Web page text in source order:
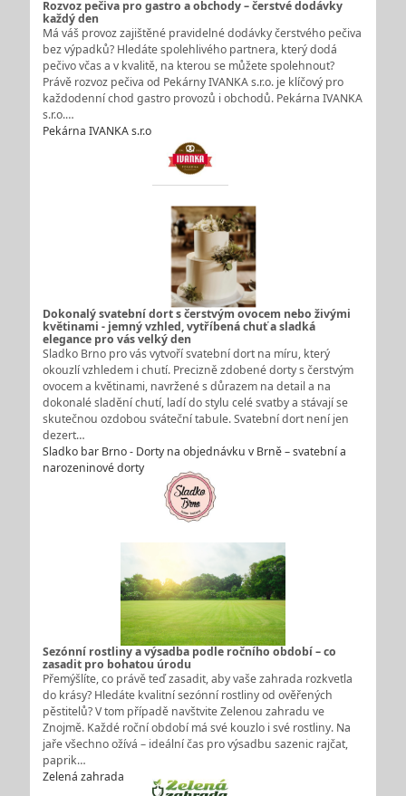
Rozvoz pečiva pro gastro a obchody – čerstvé dodávky
každý den
Má váš provoz zajištěné pravidelné dodávky čerstvého pečiva
bez výpadků? Hledáte spolehlivého partnera, který dodá
pečivo včas a v kvalitě, na kterou se můžete spolehnout?
Právě rozvoz pečiva od Pekárny IVANKA s.r.o. je klíčový pro
každodenní chod gastro provozů i obchodů. Pekárna IVANKA
s.r.o.…
Pekárna IVANKA s.r.o.
Dokonalý svatební dort s čerstvým ovocem nebo živými
květinami - jemný vzhled, vytříbená chuť a sladká
elegance pro vás velký den
Sladko Brno pro vás vytvoří svatební dort na míru, který
okouzlí vzhledem i chutí. Precizně zdobené dorty s čerstvým
ovocem a květinami, navržené s důrazem na detail a na
dokonalé sladění chutí, ladí do stylu celé svatby a stávají se
skutečnou ozdobou sváteční tabule. Svatební dort není jen
dezert…
Sladko bar Brno - Dorty na objednávku v Brně – svatební a
narozeninové dorty
Sezónní rostliny a výsadba podle ročního období – co
zasadit pro bohatou úrodu
Přemýšlíte, co právě teď zasadit, aby vaše zahrada rozkvetla
do krásy? Hledáte kvalitní sezónní rostliny od ověřených
pěstitelů? V tom případě navštvite Zelenou zahradu ve
Znojmě. Každé roční období má své kouzlo i své rostliny. Na
jaře všechno ožívá – ideální čas pro výsadbu sazenic rajčat,
paprik…
Zelená zahrada